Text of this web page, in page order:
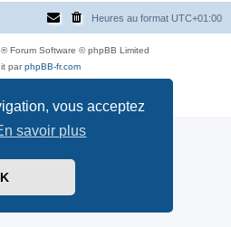
vous acceptez
savoir plus
Heures au format UTC+01:00
® Forum Software © phpBB Limited
parphpBB-fr.com